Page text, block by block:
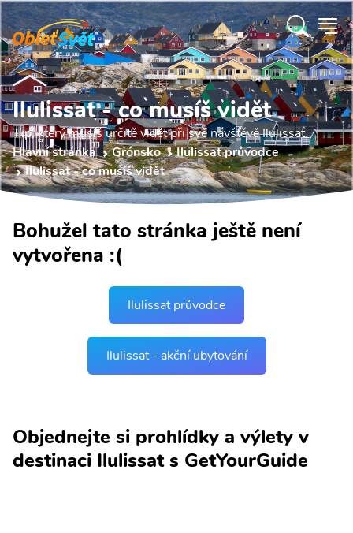
Ilulissat - co musíš vidět
Tip, který musíš určitě vidět při své návštěvě Ilulissat.
Hlavní stránka
Grónsko
Ilulissat průvodce
Ilulissat - co musíš vidět
Bohužel tato stránka ještě není
vytvořena :(
Ilulissat průvodce
Ilulissat - akční ubytování
Objednejte si prohlídky a výlety v
destinaci Ilulissat s GetYourGuide